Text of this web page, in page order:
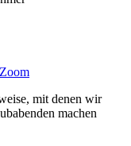
mit denen wir
machen